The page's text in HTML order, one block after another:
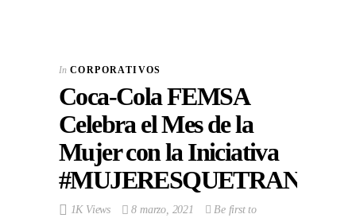
In CORPORATIVOS
Coca-Cola FEMSA
Celebra el Mes de la
Mujer con la Iniciativa
1K Views 8 marzo, 2021
Be first to